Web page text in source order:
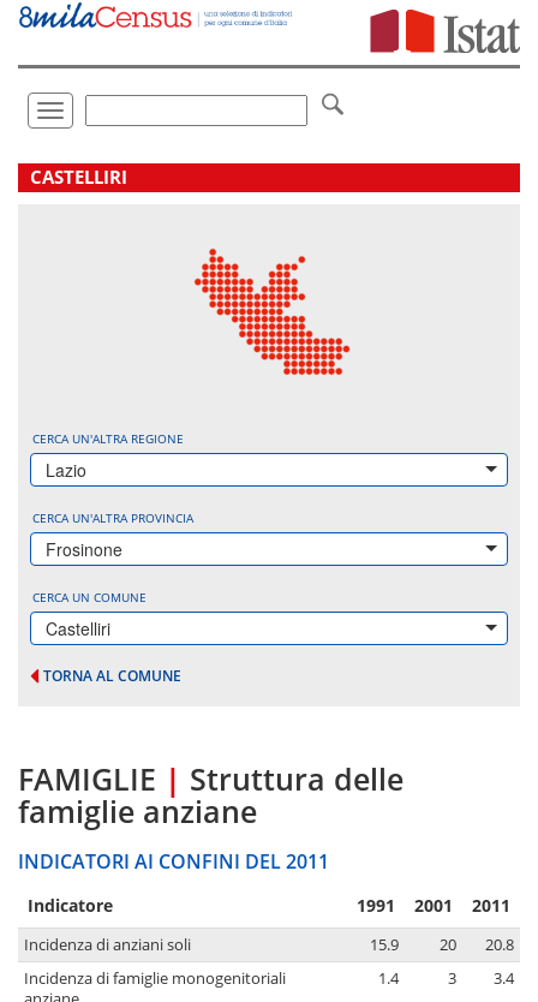
Vai
direttamente
Toggle
navigation
.
CASTELLIRI
CERCA UN'ALTRA REGIONE
Lazio
CERCA UN'ALTRA PROVINCIA
Frosinone
CERCA UN COMUNE
Castelliri
TORNA AL COMUNE
FAMIGLIE | Struttura delle
famiglie anziane
INDICATORI AI CONFINI DEL 2011
Indicatore 1991 2001 2011
Incidenza di anziani soli 15.9 20
20.8
Incidenza di famiglie monogenitoriali
1.4 3 3.4